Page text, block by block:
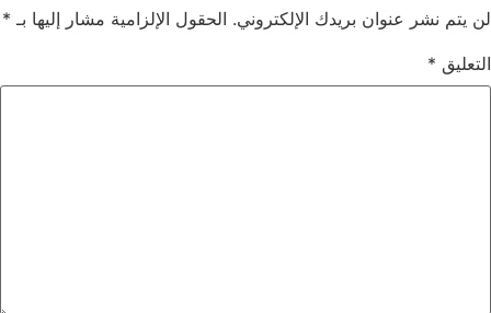
لن يتم نشر عنوان بريدك الإلكتروني. الحقول الإلزامية مشار إليها بـ *
التعليق *